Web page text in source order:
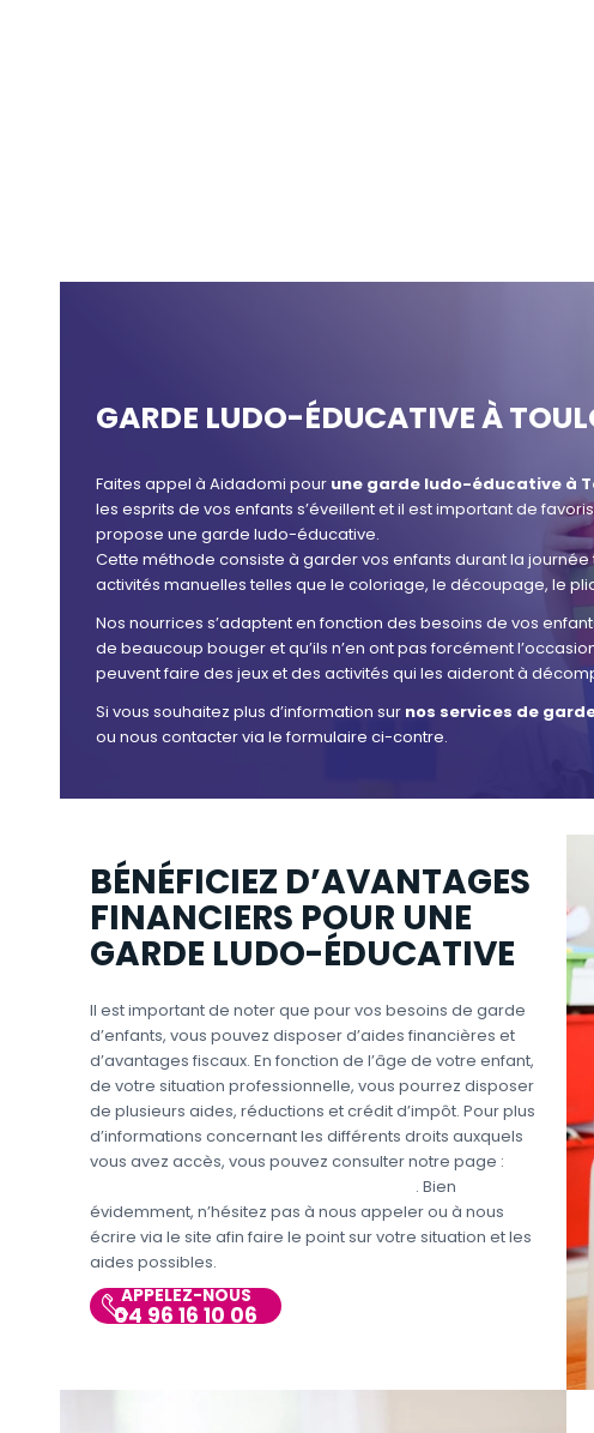
GARDE LUDO-ÉDUCATIVE À
Faites appel à Aidadomi pour une garde ludo-éducative à
les esprits de vos enfants s’éveillent et il est important de
propose une garde ludo-éducative.
Cette méthode consiste à garder vos enfants durant la
activités manuelles telles que le coloriage, le découpage, le
Nos nourrices s’adaptent en fonction des besoins de vos
de beaucoup bouger et qu’ils n’en ont pas forcément
peuvent faire des jeux et des activités qui les aideront à
Si vous souhaitez plus d’information sur nos services de
ou nous contacter via le formulaire ci-contre.
BÉNÉFICIEZ D’AVANTAGES
FINANCIERS POUR UNE
GARDE LUDO-ÉDUCATIVE
Il est important de noter que pour vos besoins de garde
d’enfants, vous pouvez disposer d’aides financières et
d’avantages fiscaux. En fonction de l’âge de votre enfant,
de votre situation professionnelle, vous pourrez disposer
de plusieurs aides, réductions et crédit d’impôt. Pour plus
d’informations concernant les différents droits auxquels
vous avez accès, vous pouvez consulter notre page :
. Bien
évidemment, n’hésitez pas à nous appeler ou à nous
écrire via le site afin faire le point sur votre situation et les
aides possibles.
APPELEZ-NOUS
04 96 16 10 06